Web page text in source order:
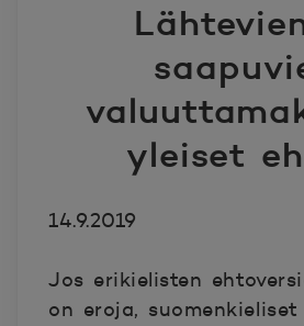
yleiset
14.9.2019
Jos erikielisten
on eroja,